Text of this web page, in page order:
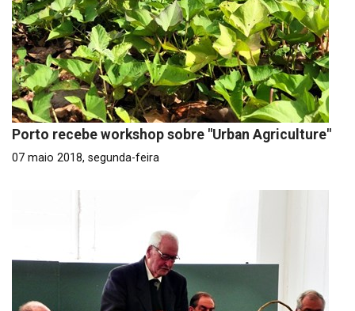
Porto recebe workshop sobre "Urban Agriculture"
07 maio 2018, segunda-feira